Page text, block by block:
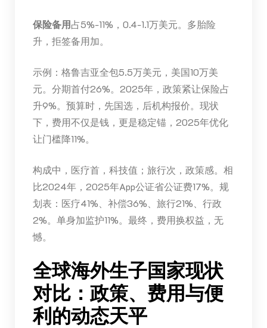
保险备用占5%-11%，0.4-1.1万美元。多胎险
升，拒签备用加。
示例：格鲁吉亚全包5.5万美元，美国10万美
元。分期首付26%。2025年，政策紧让保险占
升9%。预算时，先国选，后机构报价。现状
下，费用不仅是钱，更是稳定锚，2025年优化
让门槛降11%。
构成中，医疗首，科技值；旅行次，政策感。相
比2024年，2025年App公证省公证费17%。规
划表：医疗41%、补偿36%、旅行21%、行政
2%。单身加监护11%。最终，费用换权益，无
憾。
全球海外生子国家现状
对比：政策、费用与便
利的动态天平